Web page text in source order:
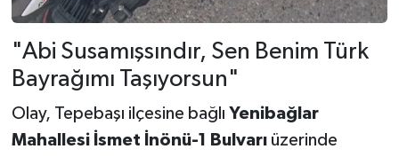
"Abi Susamışsındır, Sen Benim Türk
Bayrağımı Taşıyorsun"
Olay, Tepebaşı ilçesine bağlı Yenibağlar
Mahallesi İsmet İnönü-1 Bulvarıüzerinde